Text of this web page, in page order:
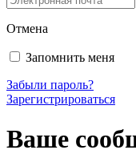
Отмена
Запомнить меня
Забыли пароль?
Зарегистрироваться
Ваше